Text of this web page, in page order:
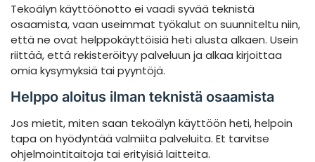
Tekoälyn käyttöönotto ei vaadi syvää teknistä
osaamista, vaan useimmat työkalut on suunniteltu niin,
että ne ovat helppokäyttöisiä heti alusta alkaen. Usein
riittää, että rekisteröityy palveluun ja alkaa kirjoittaa
omia kysymyksiä tai pyyntöjä.
Helppo aloitus ilman teknistä osaamista
Jos mietit, miten saan tekoälyn käyttöön heti, helpoin
tapa on hyödyntää valmiita palveluita. Et tarvitse
ohjelmointitaitoja tai erityisiä laitteita.